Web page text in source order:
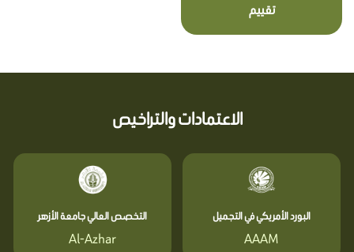
تقييم
الاعتمادات والتراخيص
البورد الأمريكي في التجميل
AAAM
التخصص العالي جامعة الأزهر
Al-Azhar